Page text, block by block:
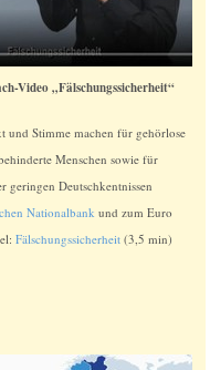
Video „Fälschungssicherheit“
und Stimme machen für gehörlose
Menschen sowie für
geringen Deutschkentnissen
Nationalbank und zum Euro
Fälschungssicherheit (3,5 min)